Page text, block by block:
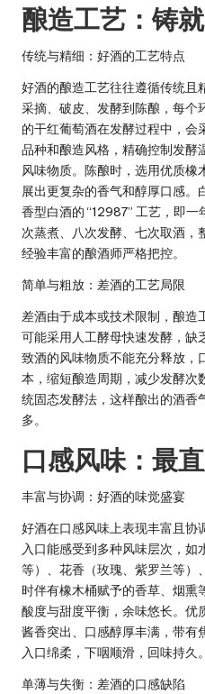
酿造工艺：铸
传统与精细：好酒的工艺特点
好酒的酿造工艺往往遵循传统且
采摘、破皮、发酵到陈酿，每个
的干红葡萄酒在发酵过程中，会
品种和酿造风格，精确控制发酵
风味物质。陈酿时，选用优质橡
展出更复杂的香气和醇厚口感。
香型白酒的 “12987” 工艺，即
次蒸煮、八次发酵、七次取酒，
经验丰富的酿酒师严格把控。
简单与粗放：差酒的工艺局限
差酒由于成本或技术限制，酿造
可能采用人工酵母快速发酵，缺
致酒的风味物质不能充分释放，
本，缩短酿造周期，减少发酵次
统固态发酵法，这样酿出的酒香
多。
口感风味：最
丰富与协调：好酒的味觉盛宴
好酒在口感风味上表现丰富且协
入口能感受到多种风味层次，
等）、花香（玫瑰、紫罗兰等）
时伴有橡木桶赋予的香草、烟熏
酸度与甜度平衡，余味悠长。优
酱香突出、口感醇厚丰满，带有
入口绵柔，下咽顺滑，回味持久。
单薄与失衡：差酒的口感缺陷